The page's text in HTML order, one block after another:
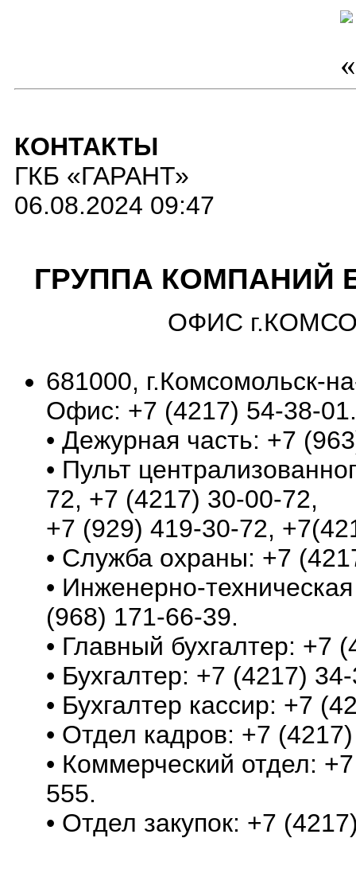
КОНТАКТЫ
ГКБ «ГАРАНТ»
06.08.2024 09:47
ГРУППА КОМПАНИЙ
ОФИС
681000, г.Комсомольск-
Офис: +7 (4217) 54-38-01.
• Дежурная часть: +7
• Пульт
72, +7 (4217) 30-00-72,
+7 (929) 419-30-72,
• Служба охраны: +7
• Инженерно-
(968) 171-66-39.
• Главный бухгалтер: +7
• Бухгалтер: +7 (4217)
• Бухгалтер кассир: +7
• Отдел кадров: +7
• Коммерческий отдел:
555.
• Отдел закупок: +7